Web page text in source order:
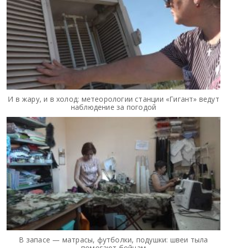
И в жару, и в холод: метеорологии станции «Гигант» ведут
наблюдение за погодой
В запасе — матрасы, футболки, подушки: швеи тыла